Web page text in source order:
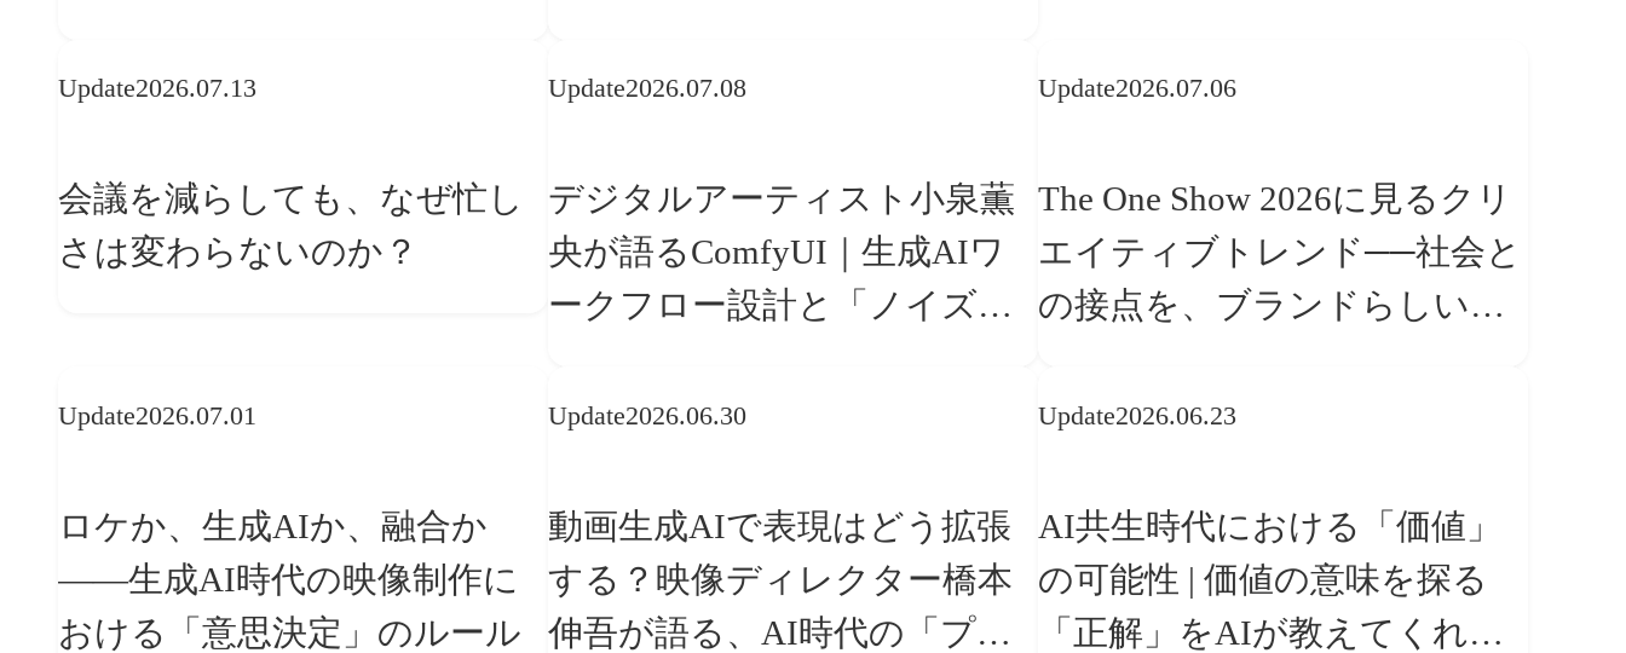
Update2026.07.13
会議を減らしても、なぜ忙し
さは変わらないのか？
Update2026.07.08
デジタルアーティスト小泉薫
央が語るComfyUI｜生成AIワ
ークフロー設計と「ノイズと
Update2026.07.06
The One Show 2026に見るクリ
エイティブトレンド──社会と
の接点を、ブランドらしい
Update2026.07.01
ロケか、生成AIか、融合か
——生成AI時代の映像制作に
おける「意思決定」のルール
Update2026.06.30
動画生成AIで表現はどう拡張
する？映像ディレクター橋本
伸吾が語る、AI時代の「プロ
Update2026.06.23
AI共生時代における「価値」
の可能性 | 価値の意味を探る
「正解」をAIが教えてくれる